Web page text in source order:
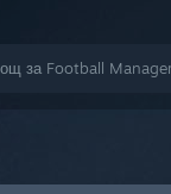
за Football